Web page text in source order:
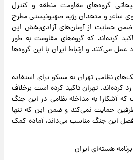
گروه‌های مقاومت منطقه و کنترل
ساعر و متحدان رژیم صهیونیستی مطرح
حمایت از آرمان‌های آزادی‌بخش این
کرده‌اند که گروه‌های مقاومت به طور
می‌کنند و ارتباط ایران با این گروه‌ها
نظامی تهران به مسکو برای استفاده
رد کرده‌اند. تهران تاکید کرده است برخلاف
آشکارا به مداخله نظامی در این جنگ
حمایت نمی‌کند و ضمن این که تنها
این جنگ‌ مناسب می‌داند، آماده کمک
هسته‌ای ایران